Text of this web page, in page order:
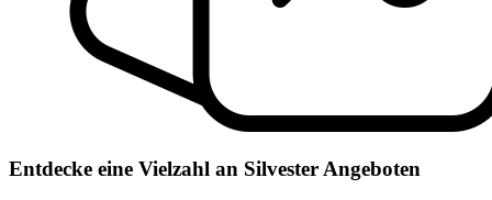
Entdecke eine Vielzahl an Silvester Angeboten